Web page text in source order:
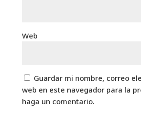
Web
Guardar mi nombre, correo
web en este navegador para la
haga un comentario.